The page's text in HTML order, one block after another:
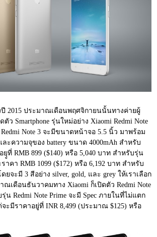
2015 ประมาณเดือนพฤศจิกายนนั้นทางค่ายผู้
ตัว Smartphone รุ่นใหม่อย่าง Xiaomi Redmi Note
Note 3 จะมีขนาดหน้าจอ 5.5 นิ้ว มาพร้อม
ละความจุของ battery ขนาด 4000mAh สำหรับ
ยุูที่ RMB 899 ($140) หรือ 5,040 บาท สำหรับรุ่น
คา RMB 1099 ($172) หรือ 6,192 บาท สำหรับ
จะมี 3 สีอย่าง silver, gold, และ grey ให้เราเลือก
เดือนธันวาคมทาง Xiaomi ก็เปิดตัว Redmi Note
น Redmi Note Prime จะมี Spec ภายในที่ไม่แตก
ะมีราคาอยู่ที่ INR 8,499 (ประมาณ $125) หรือ